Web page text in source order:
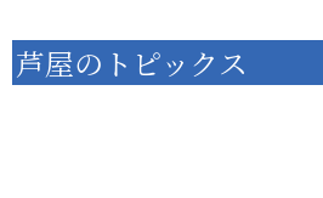
芦屋のトピックス